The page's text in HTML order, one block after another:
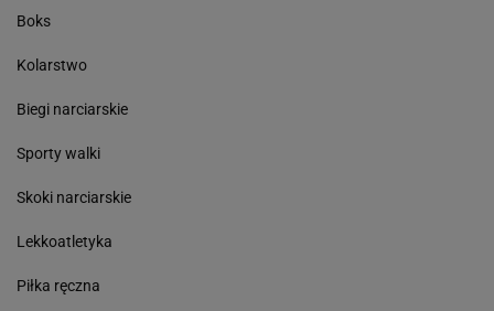
Boks
Kolarstwo
Biegi narciarskie
Sporty walki
Skoki narciarskie
Lekkoatletyka
Piłka ręczna